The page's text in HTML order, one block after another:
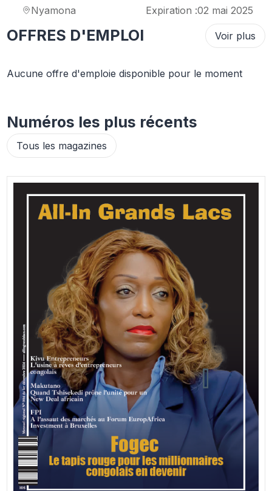
Nyamona
Expiration :02 mai 2025
OFFRES D'EMPLOI Voir plus
Aucune offre d'emploie disponible pour le moment
Numéros les plus récents
Tous les magazines